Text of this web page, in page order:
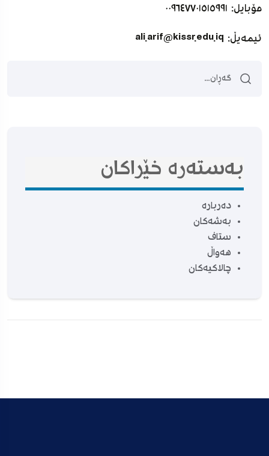
مۆبایل: ٠٠٩٦٤٧٧٠١٥١٥٩٩١
ئیمەیڵ: ali.arif@kissr.edu.iq
بەستەرە خێراکان
دەربارە
بەشەکان
ستاف
هەواڵ
چالاکیەکان